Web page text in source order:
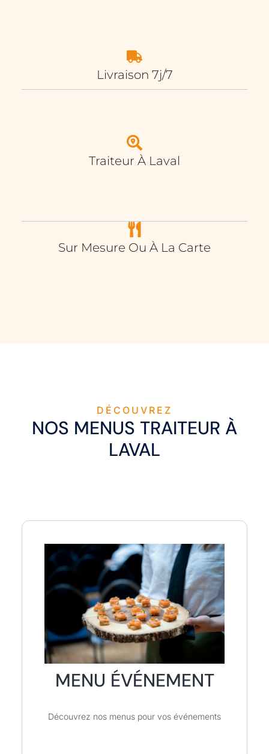
Livraison 7j/7
Traiteur À Laval
Sur Mesure Ou À La Carte
DÉCOUVREZ
NOS MENUS TRAITEUR À
LAVAL
MENU ÉVÉNEMENT
Découvrez nos menus pour vos événements